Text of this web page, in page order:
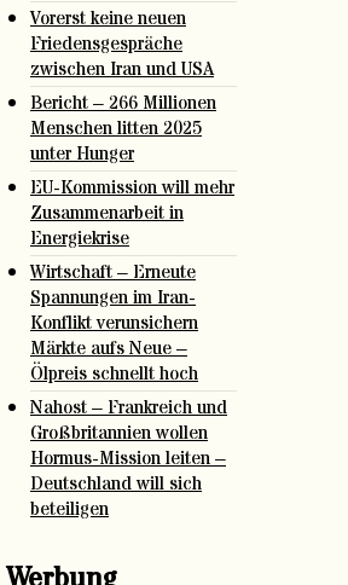
Vorerst keine neuen
Friedensgespräche
zwischen Iran und USA
Bericht – 266 Millionen
Menschen litten 2025
unter Hunger
EU-Kommission will mehr
Zusammenarbeit in
Energiekrise
Wirtschaft – Erneute
Spannungen im Iran-
Konflikt verunsichern
Märkte aufs Neue –
Ölpreis schnellt hoch
Nahost – Frankreich und
Großbritannien wollen
Hormus-Mission leiten –
Deutschland will sich
beteiligen